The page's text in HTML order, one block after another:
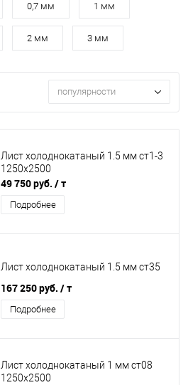
0,7 мм 1 мм
2 мм 3 мм
популярности
Лист холоднокатаный 1.5 мм ст1-3
1250х2500
49 750 руб. / т
Подробнее
Лист холоднокатаный 1.5 мм ст35
167 250 руб. / т
Подробнее
Лист холоднокатаный 1 мм ст08
1250х2500